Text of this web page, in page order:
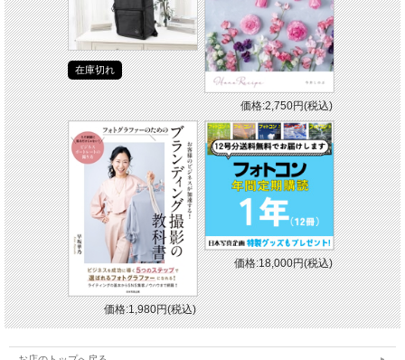
在庫切れ
価格:2,750円(税込)
価格:1,980円(税込)
価格:18,000円(税込)